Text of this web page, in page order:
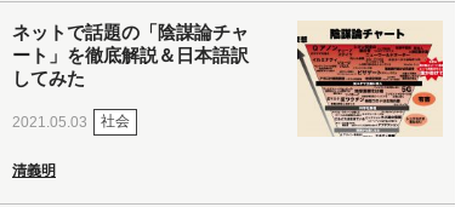
ネットで話題の「陰謀論チャ
ート」を徹底解説＆日本語訳
してみた
2021.05.03 社会
清義明